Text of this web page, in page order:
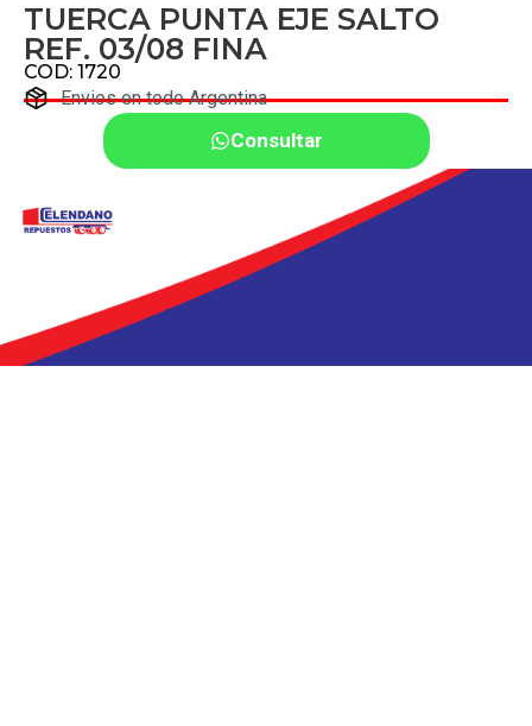
TUERCA PUNTA EJE SALTO
REF. 03/08 FINA
COD: 1720
Envios en todo Argentina
Consultar